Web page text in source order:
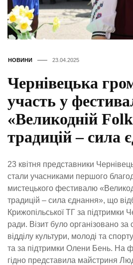
НОВИНИ 23.04.2025
Чернівецька
участь у
«Великодній
традицій – сила
23 квітня представники
стали учасниками першого
мистецького фестивалю
традицій – сила єднання», що
Крижопільської ТГ за підтримки
ради. Візит було організовано
відділу культури, молоді та
та за підтримки Олени Бень. На
гідно представила майстриня